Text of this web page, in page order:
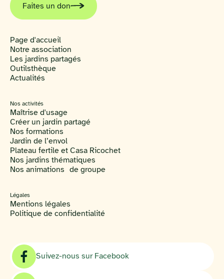
Faites un don
Page d'accueil
Notre association
Les jardins partagés
Outilsthèque
Actualités
Nos activités
Maîtrise d'usage
Créer un jardin partagé
Nos formations
Jardin de l’envol
Plateau fertile et Casa Ricochet
Nos jardins thématiques
Nos animations de groupe
Légales
Mentions légales
Politique de confidentialité
Suivez-nous sur Facebook